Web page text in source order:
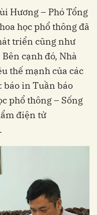
Hương – Phó Tổng
học phổ thông đã
triển cũng như
cạnh đó, Nhà
thế mạnh của các
báo in Tuần báo
phổ thông – Sống
điện tử
.